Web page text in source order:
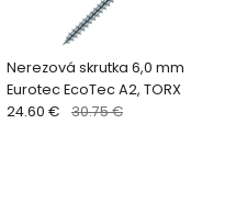
Nerezová skrutka 6,0 mm
Eurotec EcoTec A2, TORX
24.60 € 30.75 €